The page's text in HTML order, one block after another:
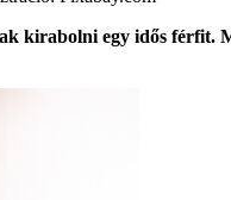
kirabolni egy idős férfit.